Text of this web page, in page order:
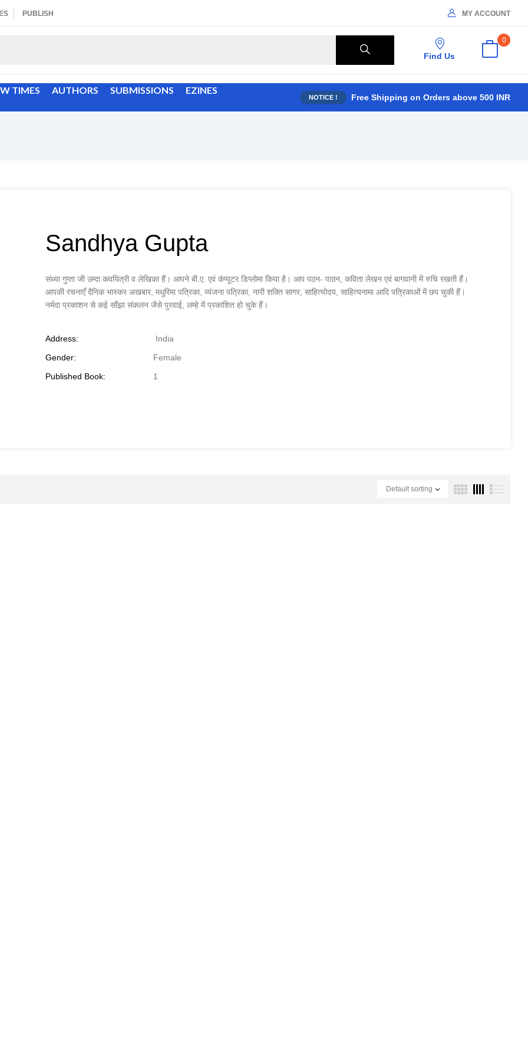
PUBLISH MY ACCOUNT
Find Us
0
TIMES AUTHORS SUBMISSIONS EZINES
NOTICE ! Free Shipping on Orders above 500 INR
Sandhya Gupta
संध्या गुप्ता जी उम्दा कवयित्री व लेखिका हैं। आपने बी.ए. एवं कंप्यूटर डिप्लोमा किया है। आप पठन- पाठन, कविता लेखन एवं बागवानी में रुचि रखती हैं।
आपकी रचनाएँ दैनिक भास्कर अखबार, मधुरिमा पत्रिका, व्यंजना पत्रिका, नारी शक्ति सागर, साहित्योदय, साहित्यनामा आदि पत्रिकाओं में छप चुकी हैं।
नर्मदा प्रकाशन से कई साँझा संकलन जैसे पुरवाई, लम्हे में प्रकाशित हो चुके हैं।
Address:
India
Gender:
Female
Published Book:
1
Default sorting